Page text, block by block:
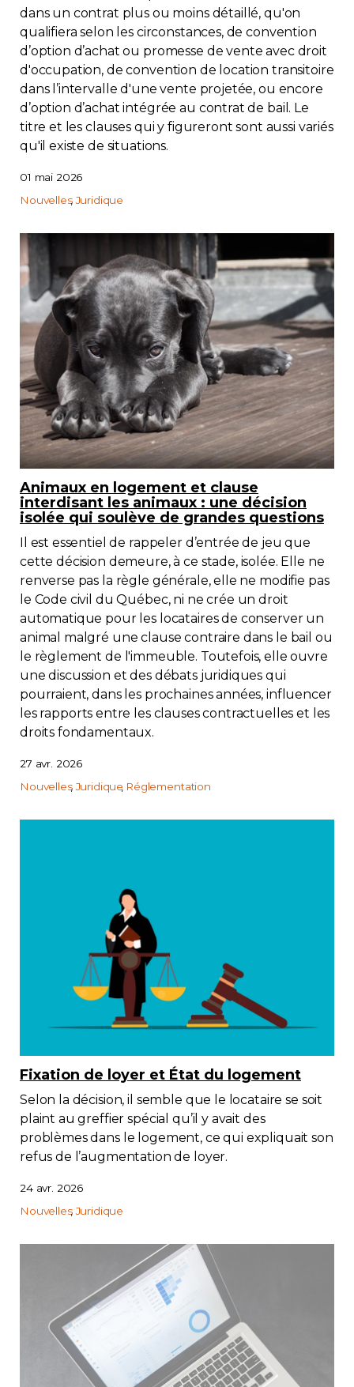
dans un contrat plus ou moins détaillé, qu'on
qualifiera selon les circonstances, de convention
d’option d’achat ou promesse de vente avec droit
d'occupation, de convention de location transitoire
dans l’intervalle d'une vente projetée, ou encore
d’option d’achat intégrée au contrat de bail. Le
titre et les clauses qui y figureront sont aussi variés
qu'il existe de situations.
01 mai 2026
Nouvelles Juridique
Animaux en logement et clause
interdisant les animaux : une décision
isolée qui soulève de grandes questions
Il est essentiel de rappeler d’entrée de jeu que
cette décision demeure, à ce stade, isolée. Elle ne
renverse pas la règle générale, elle ne modifie pas
le Code civil du Québec, ni ne crée un droit
automatique pour les locataires de conserver un
animal malgré une clause contraire dans le bail ou
le règlement de l'immeuble. Toutefois, elle ouvre
une discussion et des débats juridiques qui
pourraient, dans les prochaines années, influencer
les rapports entre les clauses contractuelles et les
droits fondamentaux.
27 avr. 2026
Nouvelles Juridique Réglementation
Fixation de loyer et État du logement
Selon la décision, il semble que le locataire se soit
plaint au greffier spécial qu’il y avait des
problèmes dans le logement, ce qui expliquait son
refus de l’augmentation de loyer.
24 avr. 2026
Nouvelles Juridique